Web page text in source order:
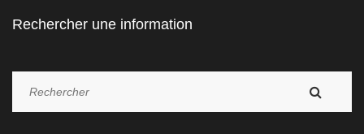
Rechercher une information